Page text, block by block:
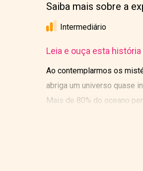
Saiba mais sobre a
Intermediário
Leia e ouça esta
Ao contemplarmos os
abriga um universo quase
Mais de 80% do oceano
holandês Cornelis Drebbel